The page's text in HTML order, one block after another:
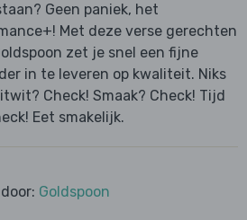
Geen paniek, het
Met deze verse gerechten
zet je snel een fijne
in te leveren op kwaliteit. Niks
Check! Smaak? Check! Tijd
Eet smakelijk.
Goldspoon